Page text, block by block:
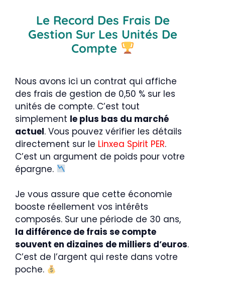
Le Record Des Frais De
Gestion Sur Les Unités De
Compte
Nous avons ici un contrat qui affiche
des frais de gestion de 0,50 % sur les
unités de compte. C’est tout
simplement le plus bas du marché
actuel. Vous pouvez vérifier les détails
directement sur le Linxea Spirit PER.
C’est un argument de poids pour votre
épargne.
Je vous assure que cette économie
booste réellement vos intérêts
composés. Sur une période de 30 ans,
la différence de frais se compte
souvent en dizaines de milliers d’euros.
C’est de l’argent qui reste dans votre
poche.